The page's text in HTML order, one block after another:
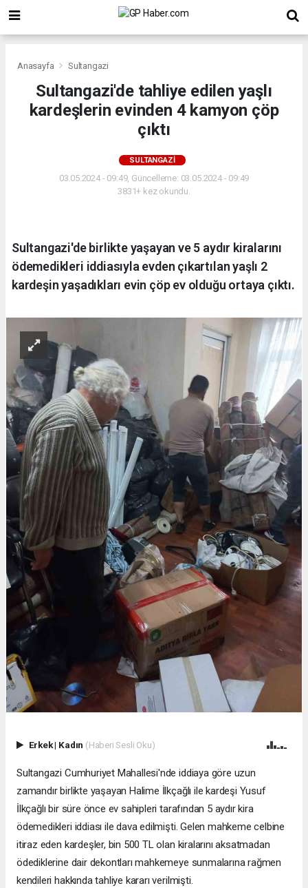
Anasayfa Sultangazi
Sultangazi'de tahliye edilen yaşlı
kardeşlerin evinden 4 kamyon çöp
çıktı
SULTANGAZI
03.05.2024 - 09:49, Güncelleme: 03.05.2024 - 09:49
3831+ kez okundu.
Sultangazi'de birlikte yaşayan ve 5 aydır kiralarını
ödemedikleri iddiasıyla evden çıkartılan yaşlı 2
kardeşin yaşadıkları evin çöp ev olduğu ortaya çıktı.
Erkek| Kadın (Haberi Sesli Oku)
Sultangazi Cumhuriyet Mahallesi'nde iddiaya göre uzun
zamandır birlikte yaşayan Halime İlkçağlı ile kardeşi Yusuf
İlkçağlı bir süre önce ev sahipleri tarafından 5 aydır kira
ödemedikleri iddiası ile dava edilmişti. Gelen mahkeme celbine
itiraz eden kardeşler, bin 500 TL olan kiralarını aksatmadan
ödediklerine dair dekontları mahkemeye sunmalarına rağmen
kendileri hakkında tahliye kararı verilmişti.